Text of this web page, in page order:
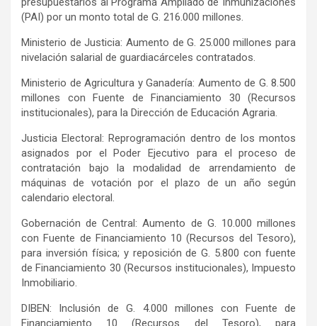
(PAI) por un monto total de G. 216.000 millones.
Ministerio de Justicia: Aumento de G. 25.000 millones para
nivelación salarial de guardiacárceles contratados.
Ministerio de Agricultura y Ganadería: Aumento de G. 8.500
millones con Fuente de Financiamiento 30 (Recursos
institucionales), para la Dirección de Educación Agraria.
Justicia Electoral: Reprogramación dentro de los montos
asignados por el Poder Ejecutivo para el proceso de
contratación bajo la modalidad de arrendamiento de
máquinas de votación por el plazo de un año según
calendario electoral.
Gobernación de Central: Aumento de G. 10.000 millones
con Fuente de Financiamiento 10 (Recursos del Tesoro),
para inversión física; y reposición de G. 5.800 con fuente
de Financiamiento 30 (Recursos institucionales), Impuesto
Inmobiliario.
DIBEN: Inclusión de G. 4.000 millones con Fuente de
Financiamiento 10 (Recursos del Tesoro), para